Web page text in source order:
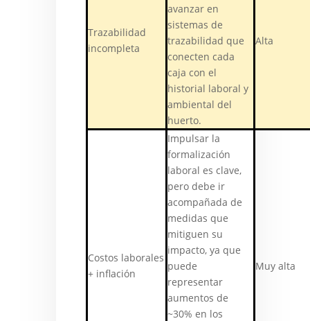
Trazabilidad
incompleta
avanzar en
sistemas de
trazabilidad que
conecten cada
caja con el
historial laboral y
ambiental del
huerto.
Alta
Costos laborales
+ inflación
Impulsar la
formalización
laboral es clave,
pero debe ir
acompañada de
medidas que
mitiguen su
impacto, ya que
puede
representar
aumentos de
~30% en los
Muy alta